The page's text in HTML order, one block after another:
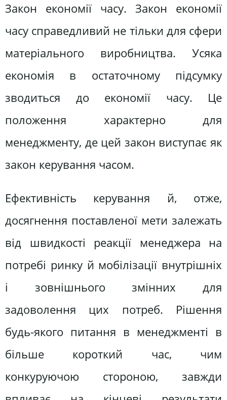
Закон економії часу. Закон економії
часу справедливий не тільки для сфери
матеріального виробництва. Усяка
економія в остаточному підсумку
зводиться до економії часу. Це
положення характерно для
менеджменту, де цей закон виступає як
закон керування часом.
Ефективність керування й, отже,
досягнення поставленої мети залежать
від швидкості реакції менеджера на
потребі ринку й мобілізації внутрішніх
і зовнішнього змінних для
задоволення цих потреб. Рішення
будь-якого питання в менеджменті в
більше короткий час, чим
конкуруючою стороною, завжди